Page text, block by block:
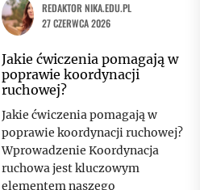
REDAKTOR NIKA.EDU.PL
27 CZERWCA 2026
Jakie ćwiczenia pomagają w
poprawie koordynacji
ruchowej?
Jakie ćwiczenia pomagają w
poprawie koordynacji ruchowej?
Wprowadzenie Koordynacja
ruchowa jest kluczowym
elementem naszego